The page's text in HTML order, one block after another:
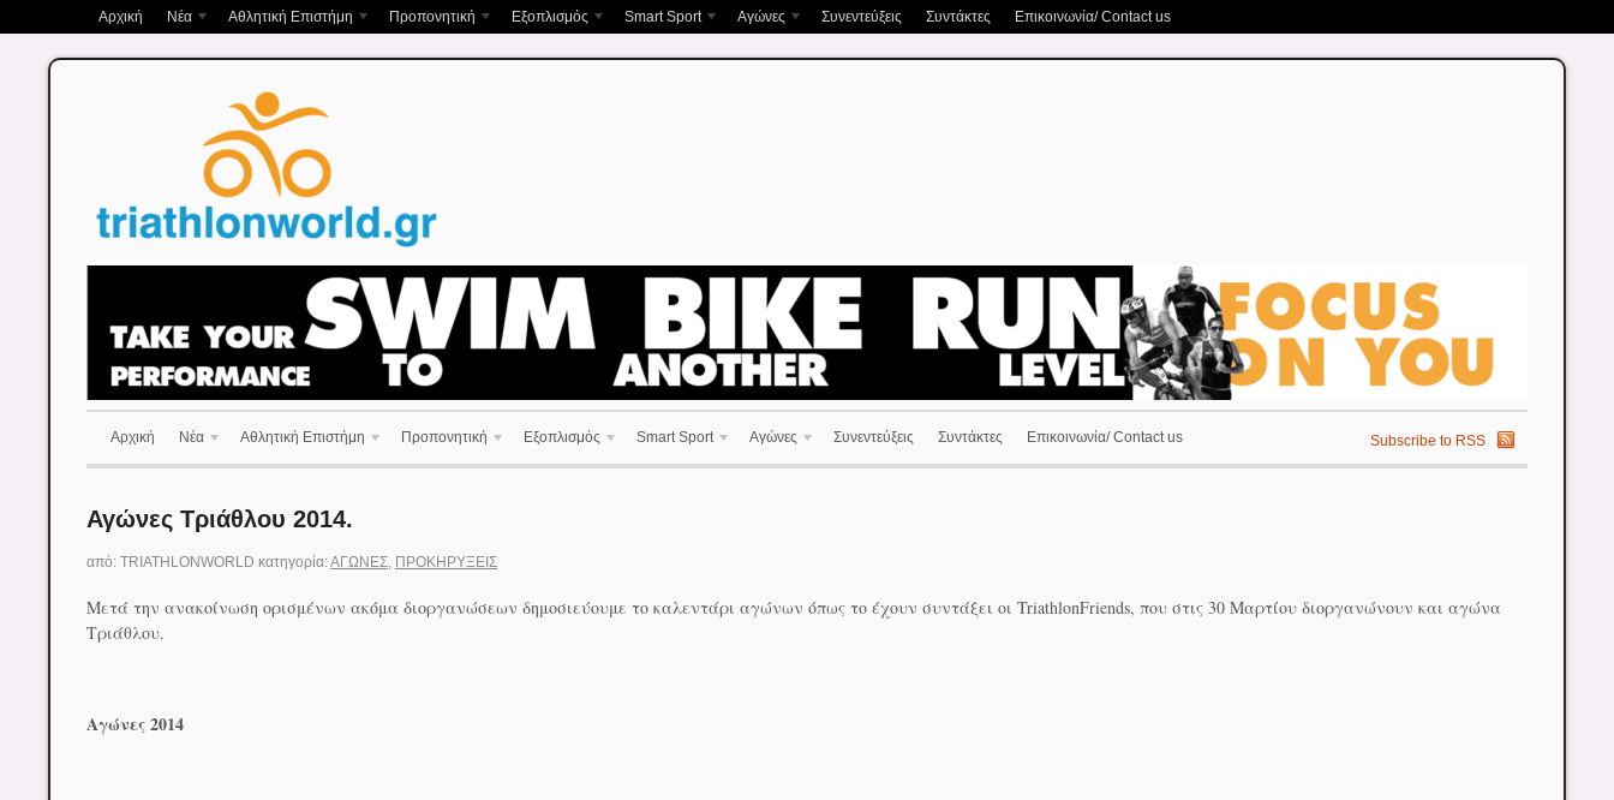
Αρχική Νέα Αθλητική Επιστήμη Προπονητική Εξοπλισμός Smart Sport Αγώνες Συνεντεύξεις Συντάκτες Επικοινωνία/ Contact us
Subscribe to RSS
Αρχική Νέα Αθλητική Επιστήμη Προπονητική Εξοπλισμός Smart Sport Αγώνες Συνεντεύξεις Συντάκτες Επικοινωνία/ Contact us
Αγώνες Τριάθλου 2014.
από: TRIATHLONWORLD κατηγορία:ΑΓΏΝΕΣ, ΠΡΟΚΗΡΎΞΕΙΣ
Μετά την ανακοίνωση ορισμένων ακόμα διοργανώσεων δημοσιεύουμε το καλεντάρι αγώνων όπως το έχουν συντάξει οι TriathlonFriends, που στις 30 Μαρτίου διοργανώνουν και αγώνα
Τριάθλου.
Αγώνες 2014